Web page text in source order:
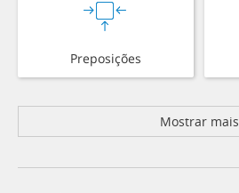
Preposições
Mostrar mais